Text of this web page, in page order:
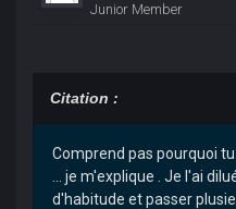
Junior Member
Citation :
Comprend pas pourquoi
... je m'explique . Je l'ai
d'habitude et passer